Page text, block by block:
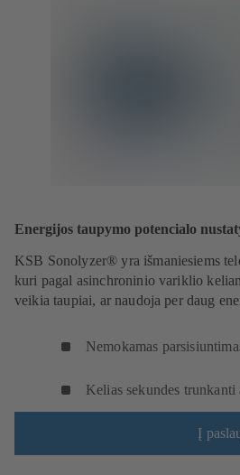
Energijos taupymo potencialo
KSB Sonolyzer® yra išmaniesiems
kuri pagal asinchroninio variklio
veikia taupiai, ar naudoja per daug
Nemokamas
Kelias sekundes trunkanti
Į